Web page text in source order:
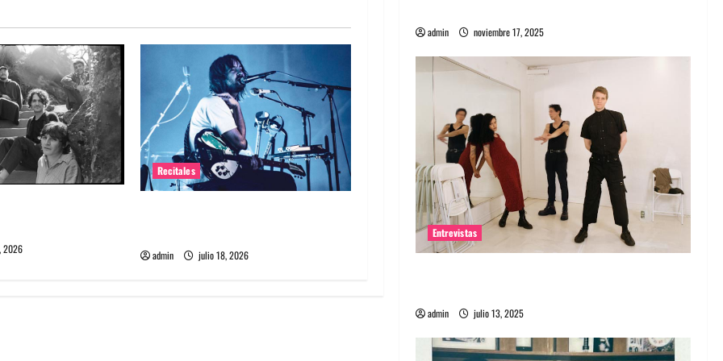
2026
Recitales
admin julio 18, 2026
admin noviembre 17, 2025
Entrevistas
admin julio 13, 2025